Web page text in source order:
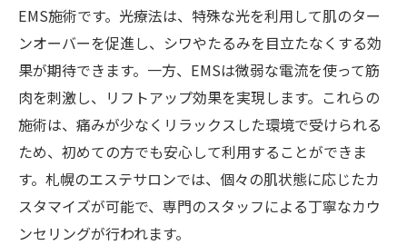
EMS施術です。光療法は、特殊な光を利用して肌のター
ンオーバーを促進し、シワやたるみを目立たなくする効
果が期待できます。一方、EMSは微弱な電流を使って筋
肉を刺激し、リフトアップ効果を実現します。これらの
施術は、痛みが少なくリラックスした環境で受けられる
ため、初めての方でも安心して利用することができま
す。札幌のエステサロンでは、個々の肌状態に応じたカ
スタマイズが可能で、専門のスタッフによる丁寧なカウ
ンセリングが行われます。